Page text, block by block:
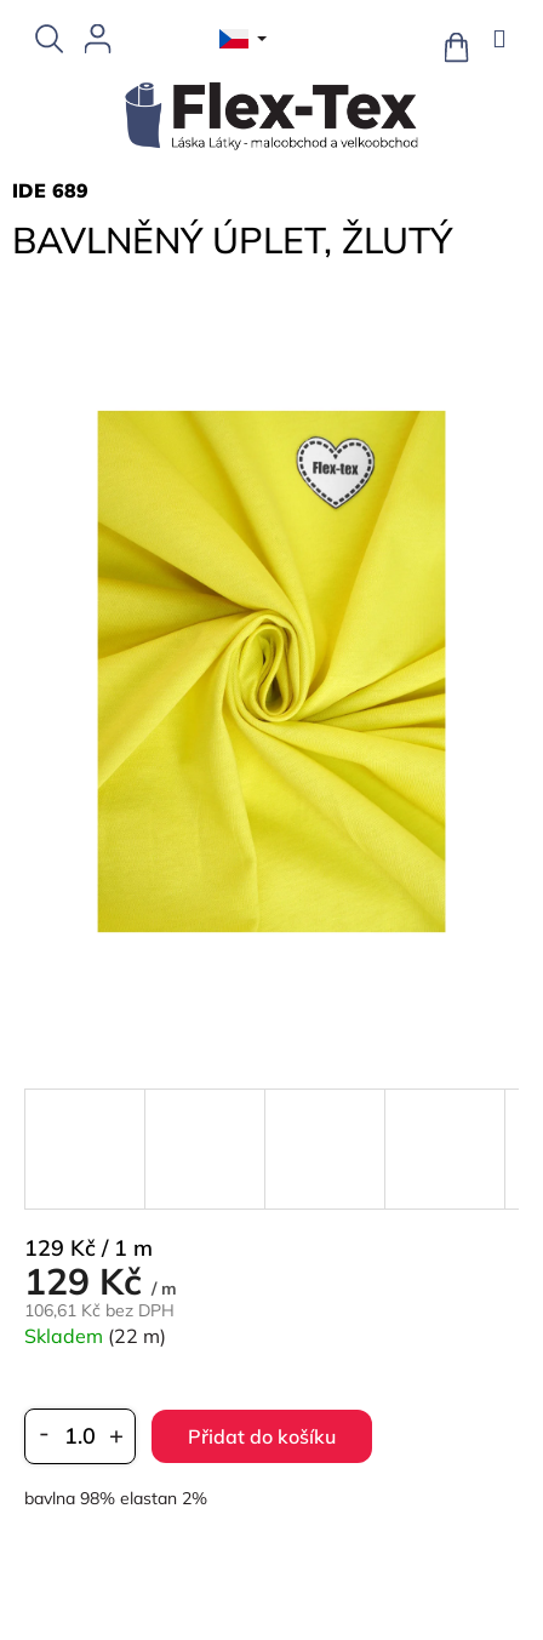
obsah
NÁKUPNÍ
KOŠÍK
BAVLNĚNÝ ÚPLET, ŽLUTÝ
IDE 689
129 Kč / m
106,61 Kč bez DPH
Měrná
cena:
129 Kč / 1 m
Skladem (22 m)
Přidat do košíku
bavlna 98% elastan 2%